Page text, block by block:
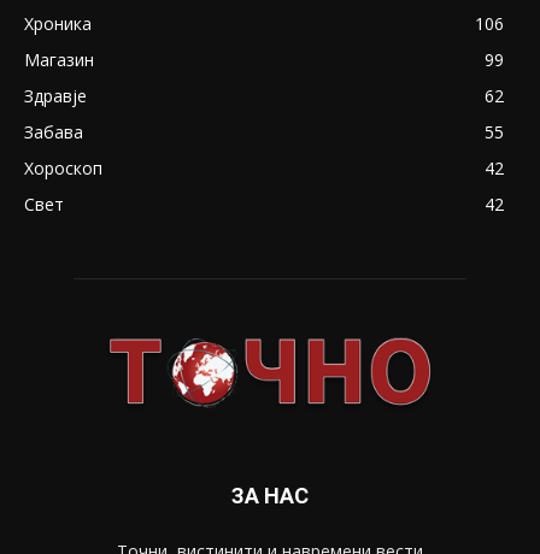
Хроника
106
Магазин
99
Здравје
62
Забава
55
Хороскоп
42
Свет
42
ЗА НАС